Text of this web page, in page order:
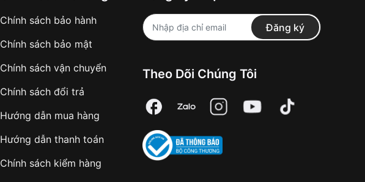
Chính sách bảo hành
Chính sách bảo mật
Chính sách vận chuyển
Chính sách đổi trả
Hướng dẫn mua hàng
Hướng dẫn thanh toán
Chính sách kiểm hàng
Đăng ký
Theo Dõi Chúng Tôi